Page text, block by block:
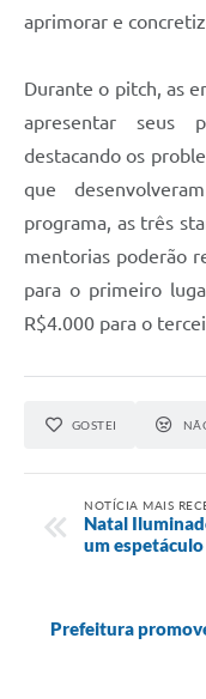
aprimorar e
Durante o pitch, as
apresentar seus
destacando os
que
programa, as três
mentorias poderão
para o primeiro
R$4.000 para o
GOSTEI
NOTÍCIA MAIS
Natal
um
Prefeitura